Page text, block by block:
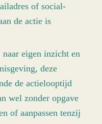
of social-
de actie is
eigen inzicht en
deze
de actielooptijd
wel zonder opgave
of aanpassen tenzij